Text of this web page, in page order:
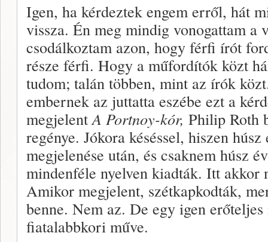
Igen, ha kérdeztek engem erről, hát
vissza. Én meg mindig vonogattam a
csodálkoztam azon, hogy férfi írót
része férfi. Hogy a műfordítók közt
tudom; talán többen, mint az írók
embernek az juttatta eszébe ezt a
megjelentA Portnoy-kór, Philip Roth
regénye. Jókora késéssel, hiszen
megjelenése után, és csaknem húsz
mindenféle nyelven kiadták. Itt akkor
Amikor megjelent, szétkapkodták,
benne. Nem az. De egy igen
fiatalabbkori műve.